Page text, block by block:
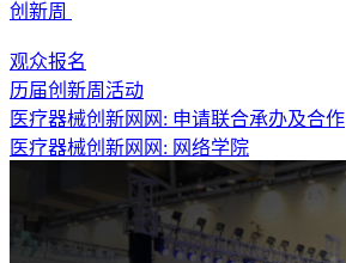
创新周
观众报名
历届创新周活动
医疗器械创新网网: 申请联合承办及合作
医疗器械创新网网: 网络学院